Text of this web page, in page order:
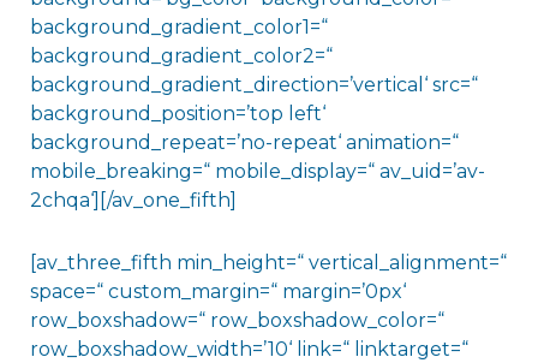
background_gradient_color1=“
background_gradient_color2=“
background_gradient_direction=’vertical‘ src=“
background_position=’top left‘
background_repeat=’no-repeat‘ animation=“
mobile_breaking=“ mobile_display=“ av_uid=’av-
2chqa‘][/av_one_fifth]
[av_three_fifth min_height=“ vertical_alignment=“
space=“ custom_margin=“ margin=’0px‘
row_boxshadow=“ row_boxshadow_color=“
row_boxshadow_width=’10‘ link=“ linktarget=“